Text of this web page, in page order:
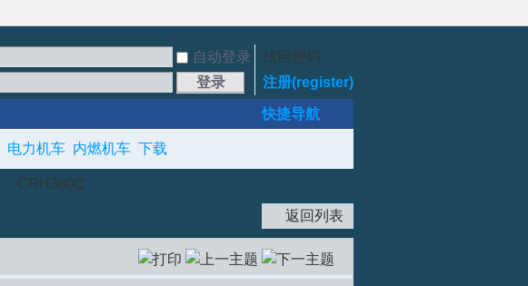
自动登录
找回密码
登录 注册(register)
快捷导航
电力机车 内燃机车 下载
CRH380C
返回列表